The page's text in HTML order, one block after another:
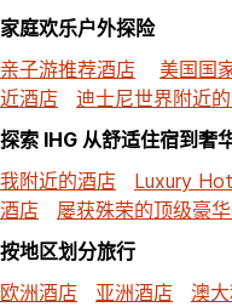
家庭欢乐户外探险
亲子游推荐酒店
美国国
近酒店
迪士尼世界附近
探索 IHG 从舒适住宿到奢
我附近的酒店
Luxury
酒店
屡获殊荣的顶级豪
按地区划分旅行
欧洲酒店
亚洲酒店 澳